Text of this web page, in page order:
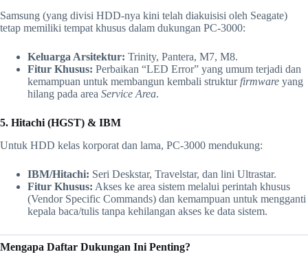
Samsung (yang divisi HDD-nya kini telah diakuisisi oleh Seagate)
tetap memiliki tempat khusus dalam dukungan PC-3000:
Keluarga Arsitektur: Trinity, Pantera, M7, M8.
Fitur Khusus: Perbaikan “LED Error” yang umum terjadi dan
kemampuan untuk membangun kembali strukturfirmware yang
hilang pada area Service Area.
5. Hitachi (HGST) & IBM
Untuk HDD kelas korporat dan lama, PC-3000 mendukung:
IBM/Hitachi: Seri Deskstar, Travelstar, dan lini Ultrastar.
Fitur Khusus: Akses ke area sistem melalui perintah khusus
(Vendor Specific Commands) dan kemampuan untuk mengganti
kepala baca/tulis tanpa kehilangan akses ke data sistem.
Mengapa Daftar Dukungan Ini Penting?